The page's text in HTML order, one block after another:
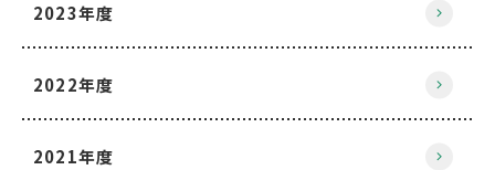
2023年度
2022年度
2021年度